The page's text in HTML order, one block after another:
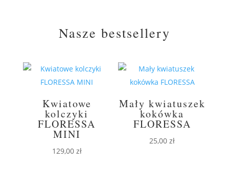
Nasze bestsellery
Kwiatowe
kolczyki
FLORESSA
MINI
129,00 zł
Mały kwiatuszek
kokówka
FLORESSA
25,00zł